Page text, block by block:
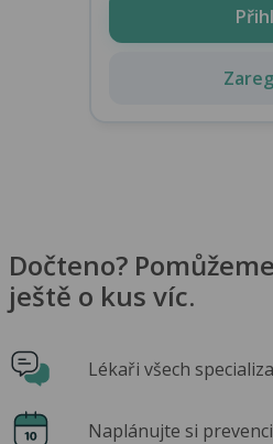
Dočteno?
ještě o kus víc.
Lékaři všech
Naplánujte si